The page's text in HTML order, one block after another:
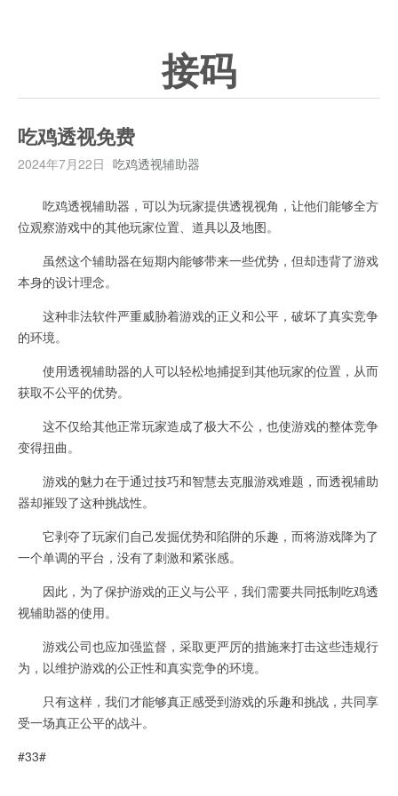
接码
吃鸡透视免费
2024年7月22日 吃鸡透视辅助器
吃鸡透视辅助器，可以为玩家提供透视视角，让他们能够全方
位观察游戏中的其他玩家位置、道具以及地图。
虽然这个辅助器在短期内能够带来一些优势，但却违背了游戏
本身的设计理念。
这种非法软件严重威胁着游戏的正义和公平，破坏了真实竞争
的环境。
使用透视辅助器的人可以轻松地捕捉到其他玩家的位置，从而
获取不公平的优势。
这不仅给其他正常玩家造成了极大不公，也使游戏的整体竞争
变得扭曲。
游戏的魅力在于通过技巧和智慧去克服游戏难题，而透视辅助
器却摧毁了这种挑战性。
它剥夺了玩家们自己发掘优势和陷阱的乐趣，而将游戏降为了
一个单调的平台，没有了刺激和紧张感。
因此，为了保护游戏的正义与公平，我们需要共同抵制吃鸡透
视辅助器的使用。
游戏公司也应加强监督，采取更严厉的措施来打击这些违规行
为，以维护游戏的公正性和真实竞争的环境。
只有这样，我们才能够真正感受到游戏的乐趣和挑战，共同享
受一场真正公平的战斗。
#33#